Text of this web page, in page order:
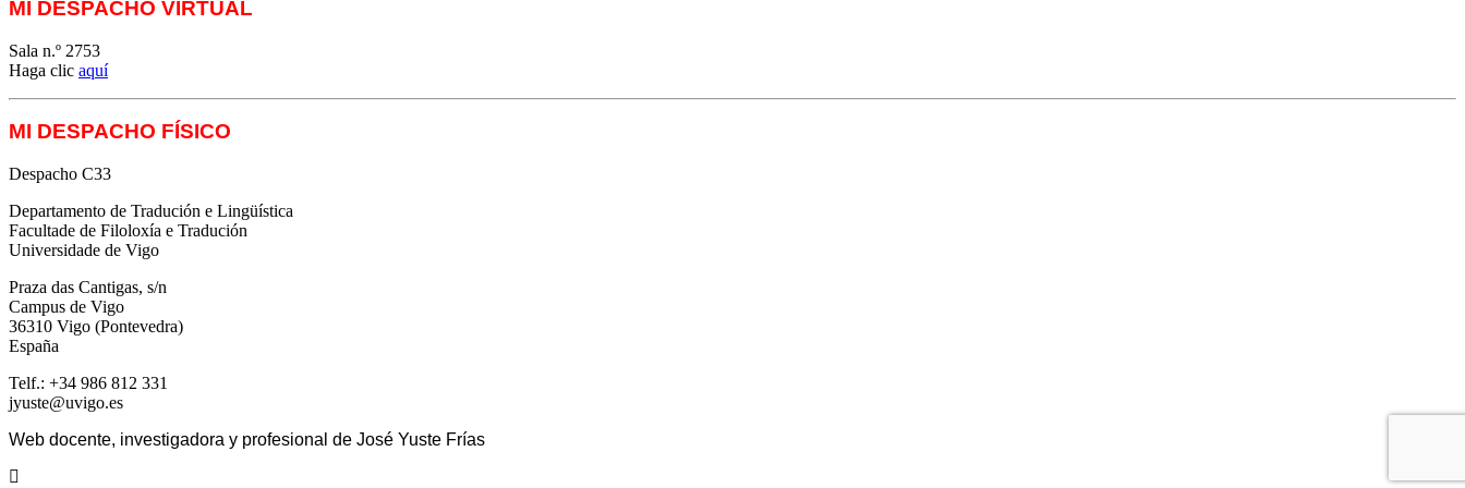
MI DESPACHO VIRTUAL
Sala n.º 2753
Haga clic aquí
MI DESPACHO FÍSICO
Despacho C33
Departamento de Tradución e Lingüística
Facultade de Filoloxía e Tradución
Universidade de Vigo
Praza das Cantigas, s/n
Campus de Vigo
36310 Vigo (Pontevedra)
España
Telf.: +34 986 812 331
jyuste@uvigo.es
Web docente, investigadora y profesional de José Yuste Frías